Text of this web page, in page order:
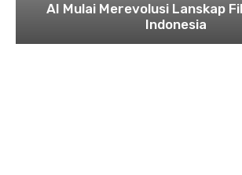
AI Mulai Merevolusi Lanskap
Indonesia